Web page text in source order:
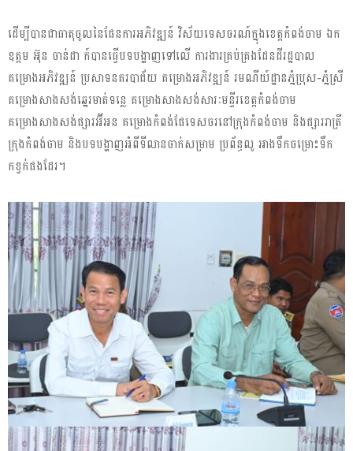
ដើម្បីបានជាធាតុចូលនៃផែនការអភិវឌ្ឍន៍ វិស័យទេសចរណ៍ក្នុងខេត្តកំពង់ចាម ឯក
ឧត្តម អ៊ុន ចាន់ដា ក៍បានធ្វើបទបង្ហាញទៅលើ ការងារគ្រប់គ្រងដែនដីរដ្ឋបាល
គម្រោងអភិវឌ្ឍន៍ ប្រសាទនគរបាជ័យ គម្រោងអភិវឌ្ឍន៍ រមណីយ៍ដ្ឋានភ្នំប្រុស-ភ្នំស្រី
គម្រោងសាងសង់ឆ្នេរមាត់ទន្លេ គម្រោងសាងសង់សារៈមន្ទីរខេត្តកំពង់ចាម
គម្រោងសាងសង់ផ្សារអ៊ីអន គម្រោងកំពង់ផែទេសចរនៅក្រុងកំពង់ចាម និងផ្សាររាត្រី
ក្រុងកំពង់ចាម និងបទបង្ហាញអំពីទីលានចាក់សម្រាម ប្រព័ន្ធលូ អាងទឹកចម្រោះទឹក
កខ្វក់ផងដែរ។